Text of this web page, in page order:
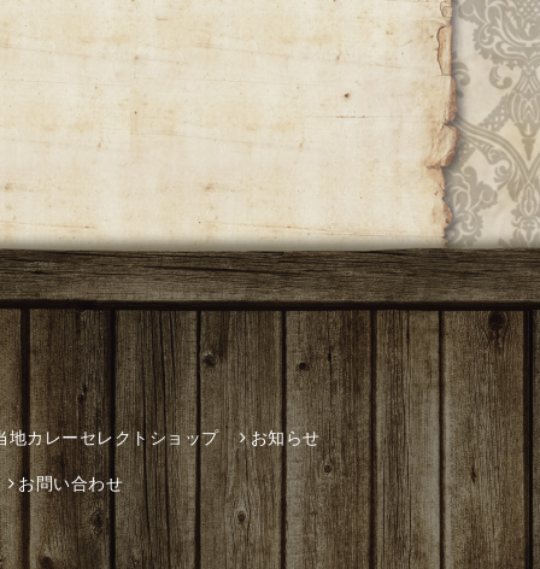
地カレーセレクトショップ お知らせ
お問い合わせ